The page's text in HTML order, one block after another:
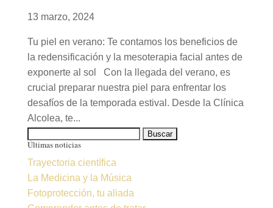
13 marzo, 2024
Tu piel en verano: Te contamos los beneficios de
la redensificación y la mesoterapia facial antes de
exponerte al sol Con la llegada del verano, es
crucial preparar nuestra piel para enfrentar los
desafíos de la temporada estival. Desde la Clínica
Alcolea, te...
Últimas noticias
Trayectoria científica
La Medicina y la Música
Fotoprotección, tu aliada